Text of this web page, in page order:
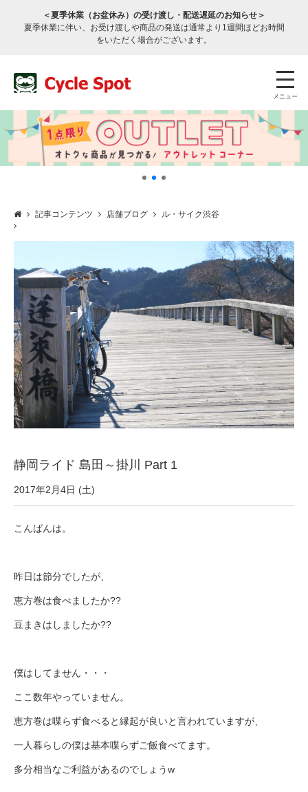
＜夏季休業（お盆休み）の受け渡し・配送遅延のお知らせ＞
夏季休業に伴い、お受け渡しや商品の発送は通常より1週間ほどお時間
をいただく場合がございます。
メニュー
サービスのご案内
サービス全般
修理・メンテナンス工賃
盗難保証
オリジナル自転車
PB全車種カタログ
Norwayシリーズ
eVita
店舗ブログ
イベント
記事コンテンツ 店舗ブログ ル・サイク渋谷
静岡ライド 島田～掛川 Part 1
2017年2月4日 (土)
こんばんは。
昨日は節分でしたが、
恵方巻は食べましたか??
豆まきはしましたか??
僕はしてません・・・
ここ数年やっていません。
恵方巻は喋らず食べると縁起が良いと言われていますが、
一人暮らしの僕は基本喋らずご飯食べてます。
多分相当なご利益があるのでしょうw